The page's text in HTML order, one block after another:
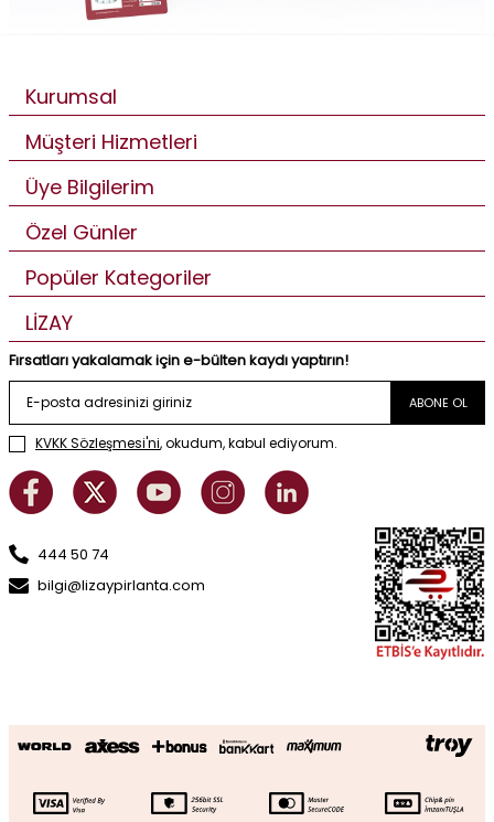
Kurumsal
Müşteri Hizmetleri
Üye Bilgilerim
Özel Günler
Popüler Kategoriler
LİZAY
Fırsatları yakalamak için e-bülten kaydı yaptırın!
ABONE OL
KVKK Sözleşmesi'ni, okudum, kabul ediyorum.
444 50 74
bilgi@lizaypirlanta.com